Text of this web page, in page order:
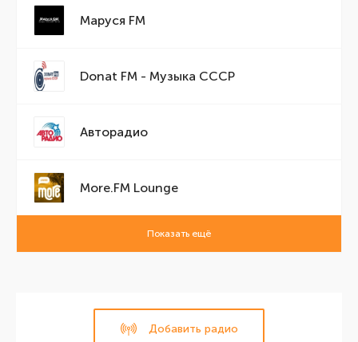
Маруся FM
Donat FM - Музыка СССР
Авторадио
More.FM Lounge
Показать ещё
Добавить радио